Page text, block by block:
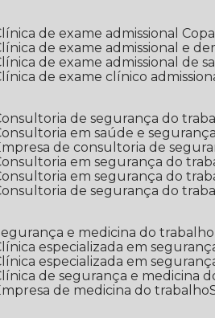
Clínica de exame admissional
Clínica de exame admissional e
Clínica de exame admissional de
Clínica de exame clínico
Consultoria de segurança do
Consultoria em saúde e
Empresa de consultoria de
Consultoria em segurança do
Consultoria em segurança do
Consultoria de segurança do
Segurança e medicina do
Clínica especializada em
Clínica especializada em
Clínica de segurança e medicina
Empresa de medicina do trabalho